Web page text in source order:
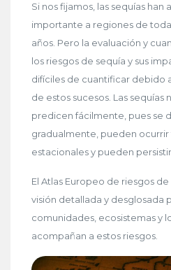
Si nos fijamos, las sequías
importante a regiones de
años. Pero la evaluación y
los riesgos de sequía y sus
difíciles de cuantificar debido
de estos sucesos. Las sequías
predicen fácilmente, pues se
gradualmente, pueden
estacionales y pueden
El Atlas Europeo de riesgos
visión detallada y desglosada
comunidades, ecosistemas y
acompañan a estos riesgos.